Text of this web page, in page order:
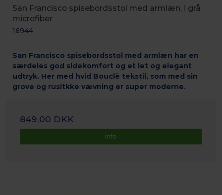
San Francisco spisebordsstol med armlæn, i grå
microfiber
16944
San Francisco spisebordsstol med armlæn har en
særdeles god sidekomfort og et let og elegant
udtryk. Her med hvid Bouclè tekstil, som med sin
grove og rusitkke vævning er super moderne.
849,00 DKK
Info